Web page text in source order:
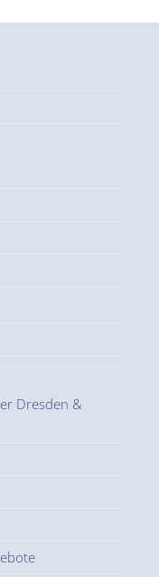
Dresden &